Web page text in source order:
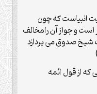
انبیاست که چون
و جواز آن را مخالف
شیخ صدوق می پردازد
که از قول ائمه